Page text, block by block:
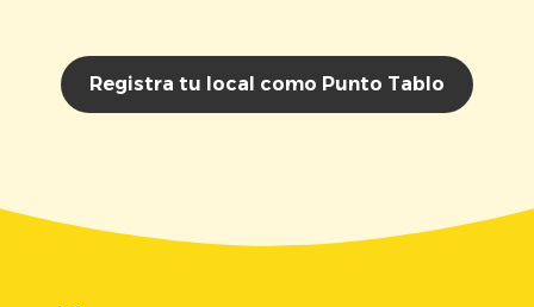
Registra tu local como Punto Tablo